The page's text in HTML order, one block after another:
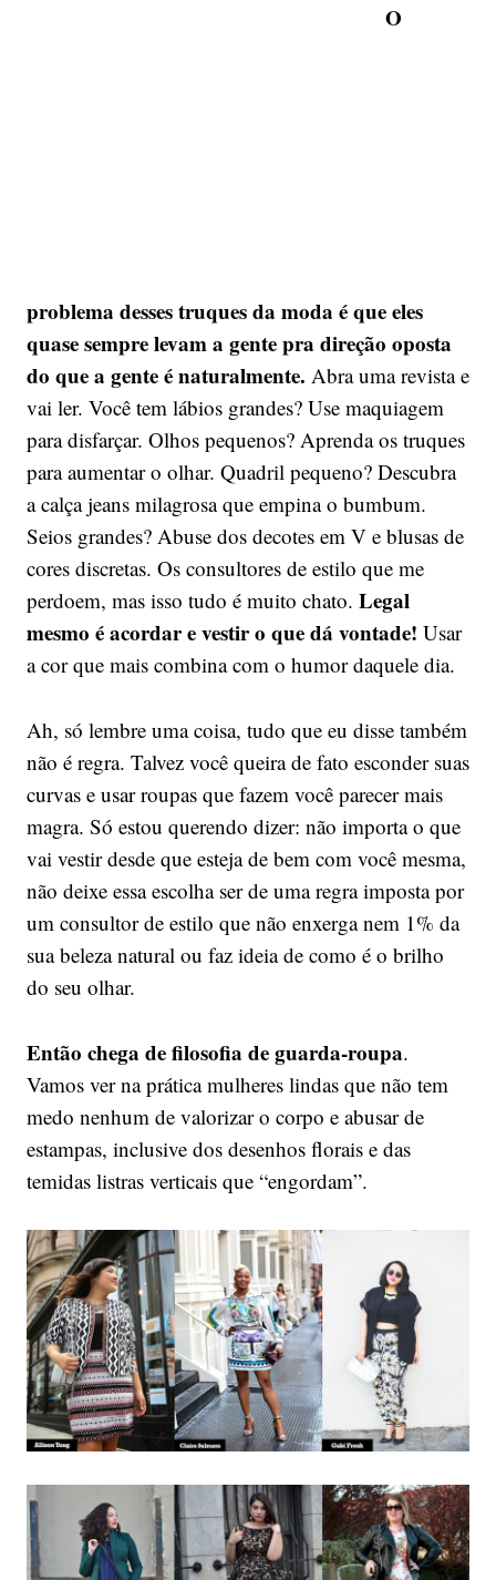
O
problema desses truques da moda é que eles
quase sempre levam a gente pra direção oposta
do que a gente é naturalmente. Abra uma revista e
vai ler. Você tem lábios grandes? Use maquiagem
para disfarçar. Olhos pequenos? Aprenda os truques
para aumentar o olhar. Quadril pequeno? Descubra
a calça jeans milagrosa que empina o bumbum.
Seios grandes? Abuse dos decotes em V e blusas de
cores discretas. Os consultores de estilo que me
perdoem, mas isso tudo é muito chato. Legal
mesmo é acordar e vestir o que dá vontade! Usar
a cor que mais combina com o humor daquele dia.
Ah, só lembre uma coisa, tudo que eu disse também
não é regra. Talvez você queira de fato esconder suas
curvas e usar roupas que fazem você parecer mais
magra. Só estou querendo dizer: não importa o que
vai vestir desde que esteja de bem com você mesma,
não deixe essa escolha ser de uma regra imposta por
um consultor de estilo que não enxerga nem 1% da
sua beleza natural ou faz ideia de como é o brilho
do seu olhar.
Então chega de filosofia de guarda-roupa.
Vamos ver na prática mulheres lindas que não tem
medo nenhum de valorizar o corpo e abusar de
estampas, inclusive dos desenhos florais e das
temidas listras verticais que “engordam”.